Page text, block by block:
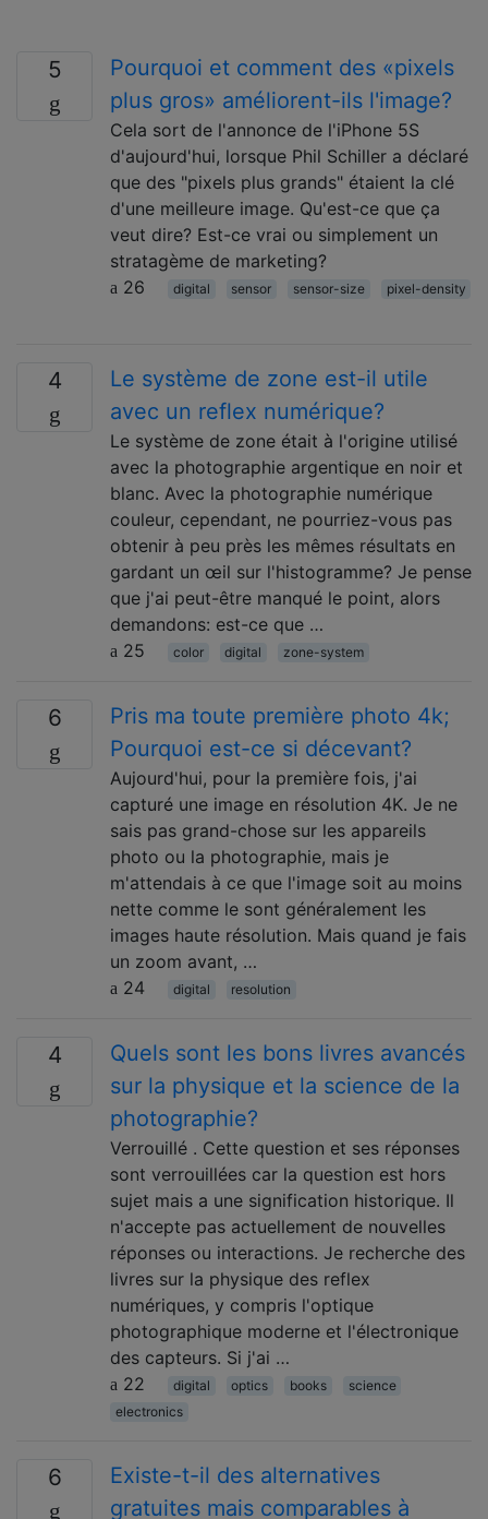
5
Pourquoi et comment des «pixels
plus gros» améliorent-ils l'image?
Cela sort de l'annonce de l'iPhone 5S
d'aujourd'hui, lorsque Phil Schiller a déclaré
que des "pixels plus grands" étaient la clé
d'une meilleure image. Qu'est-ce que ça
veut dire? Est-ce vrai ou simplement un
stratagème de marketing?
26
digital sensor sensor-size pixel-density
4
Le système de zone est-il utile
avec un reflex numérique?
Le système de zone était à l'origine utilisé
avec la photographie argentique en noir et
blanc. Avec la photographie numérique
couleur, cependant, ne pourriez-vous pas
obtenir à peu près les mêmes résultats en
gardant un œil sur l'histogramme? Je pense
que j'ai peut-être manqué le point, alors
demandons: est-ce que …
25
color digital zone-system
6
Pris ma toute première photo 4k;
Pourquoi est-ce si décevant?
Aujourd'hui, pour la première fois, j'ai
capturé une image en résolution 4K. Je ne
sais pas grand-chose sur les appareils
photo ou la photographie, mais je
m'attendais à ce que l'image soit au moins
nette comme le sont généralement les
images haute résolution. Mais quand je fais
un zoom avant, …
24
digital resolution
4
Quels sont les bons livres avancés
sur la physique et la science de la
photographie?
Verrouillé . Cette question et ses réponses
sont verrouillées car la question est hors
sujet mais a une signification historique. Il
n'accepte pas actuellement de nouvelles
réponses ou interactions. Je recherche des
livres sur la physique des reflex
numériques, y compris l'optique
photographique moderne et l'électronique
des capteurs. Si j'ai …
22
digital optics books
science
electronics
6
Existe-t-il des alternatives
gratuites mais comparables à